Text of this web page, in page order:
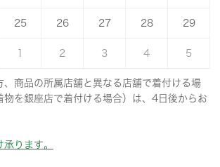
25 26 27 28 29
2 3 4 5
商品の所属店舗と異なる店舗で着付ける場
物を銀座店で着付ける場合）は、4日後からお
ります。